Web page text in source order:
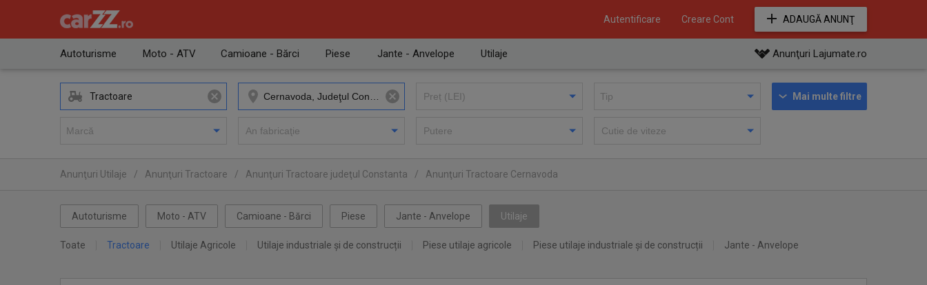
Autentificare Creare Cont ADAUGĂ ANUNŢ
Autoturisme Moto - ATV Camioane - Bărci Piese Jante - Anvelope Utilaje Anunţuri Lajumate.ro
Tractoare Mai multe filtre
Anunţuri Utilaje / Anunţuri Tractoare / Anunţuri Tractoare judeţul Constanta / Anunţuri Tractoare Cernavoda
Autoturisme Moto - ATV Camioane - Bărci Piese Jante - Anvelope Utilaje
Toate Tractoare Utilaje Agricole Utilaje industriale și de construcții Piese utilaje agricole Piese utilaje industriale și de construcții Jante - Anvelope